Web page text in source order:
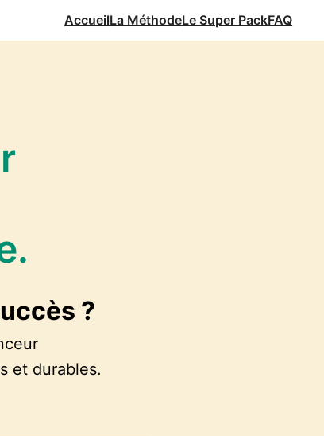
AccueilLa MéthodeLe Super PackFAQ
?
et durables.